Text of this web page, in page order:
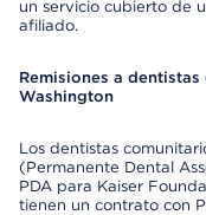
un servicio cubierto de
afiliado.
Remisiones a
Washington
Los dentistas
(Permanente Dental
PDA para Kaiser
tienen un contrato con